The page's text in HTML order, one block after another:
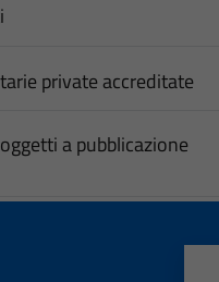
private accreditate
a pubblicazione